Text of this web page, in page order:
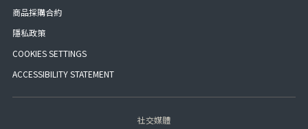
商品採購合約
隱私政策
COOKIES SETTINGS
ACCESSIBILITY STATEMENT
社交媒體